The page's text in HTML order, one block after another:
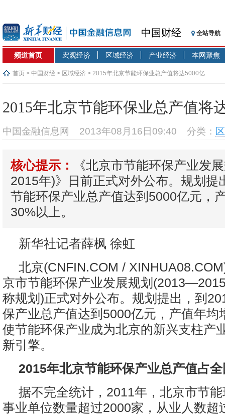
中国财经 全站导航
频道首页 宏观经济 区域经济 产业经济 本网聚焦
首页 > 中国财经 > 区域经济 > 2015年北京节能环保业总产值将达5000亿
2015年北京节能环保业总产值将
中国金融信息网 2013年08月16日09:40 分类：
核心提示：
《北京市节能环保产业发
2015年)》日前正式对外公布。规划提
节能环保产业总产值达到5000亿元，
30%以上。
新华社记者薛枫 徐虹
北京(CNFIN.COM /
京市节能环保产业发展规划
称规划)正式对外公布。规划提出，到
保产业总产值达到5000亿元，产值年均
使节能环保产业成为北京的新兴支柱产
新引擎。
2015年北京节能环保产业总产值占
据不完全统计，2011年，北京市节
事业单位数量超过2000家，从业人数超